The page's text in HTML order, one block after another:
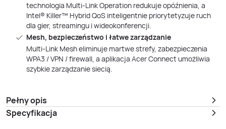
technologia Multi‑Link Operation redukuje opóźnienia, a
Intel® Killer™ Hybrid QoS inteligentnie priorytetyzuje ruch
dla gier, streamingu i wideokonferencji.
Mesh, bezpieczeństwo i łatwe zarządzanie
Multi‑Link Mesh eliminuje martwe strefy, zabezpieczenia
WPA3 / VPN / firewall, a aplikacja Acer Connect umożliwia
szybkie zarządzanie siecią.
Pełny opis
Specyfikacja